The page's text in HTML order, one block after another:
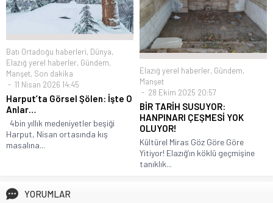
Batı Ortadoğu haberleri, Dünya,
Elazığ yerel haberler, Gündem,
Manşet, Son dakika
11 Nisan 2026 14:45
Harput’ta Görsel Şölen: İşte O
Anlar…
4bin yıllık medeniyetler beşiği
Harput, Nisan ortasında kış
masalına...
Elazığ yerel haberler, Gündem,
Manşet
28 Ekim 2025 20:57
BİR TARİH SUSUYOR:
HANPINARI ÇEŞMESİ YOK
OLUYOR!
Kültürel Miras Göz Göre Göre
Yitiyor! Elazığ’ın köklü geçmişine
tanıklık...
YORUMLAR